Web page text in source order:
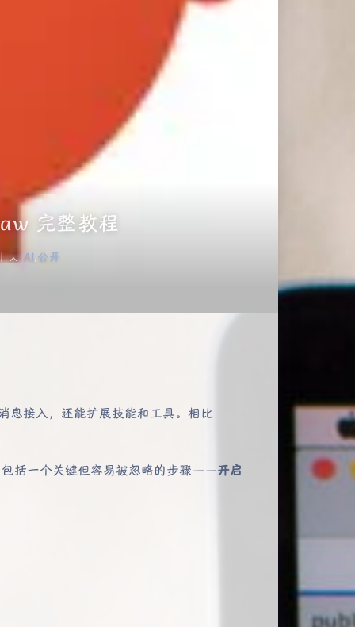
完整教程
| AI,公开
息接入，还能扩展技能和工具。相比
包括一个关键但容易被忽略的步骤——开启